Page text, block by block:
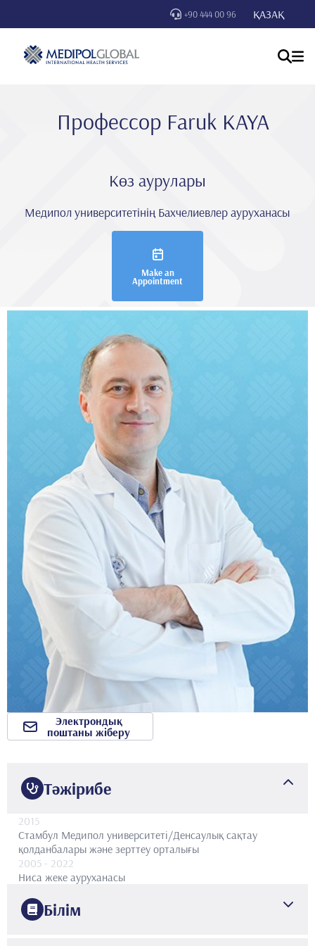
+90 444 00 96 ҚАЗАҚ
Профессор Faruk KAYA
Көз аурулары
Медипол университетінің Бахчелиевлер ауруханасы
Make an
Appointment
Тәжірибе
2015
Стамбул Медипол университеті/Денсаулық сақтау
қолданбалары және зерттеу орталығы
2005 - 2022
Ниса жеке ауруханасы
Білім
Электрондық
поштаны жіберу